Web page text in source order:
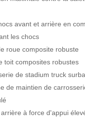
avant et arrière en
les chocs
roue composite robuste
toit composites robustes
de stadium truck
de maintien de
à force d'appui